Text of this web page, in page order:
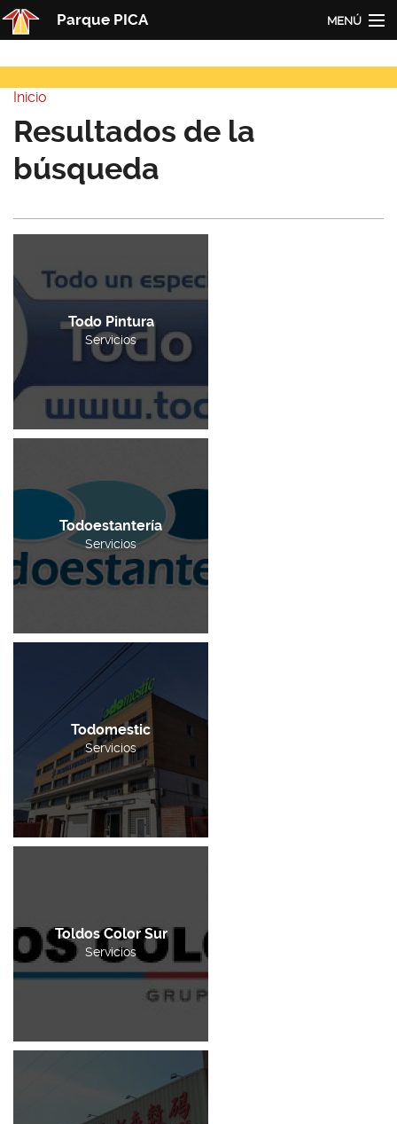
Pasar al contenido principal
Parque PICA MENÚ
PICA
Actualidad
Empresas
Contacto
Usted está aquí
Inicio
Resultados de la
búsqueda
Todo Pintura
Servicios
Todoestantería
Servicios
Todomestic
Servicios
Toldos Color Sur
Servicios